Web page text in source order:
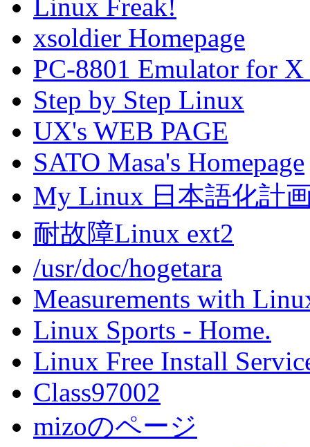
Linux Freak!
xsoldier Homepage
PC-8801 Emulator for
Step by Step Linux
UX's WEB PAGE
SATO Masa's Homepage
My Linux 日本語化計
耐故障Linux ext2
/usr/doc/hogetara
Measurements with
Linux Sports - Home.
Linux Free Install
Class97002
mizoのページ